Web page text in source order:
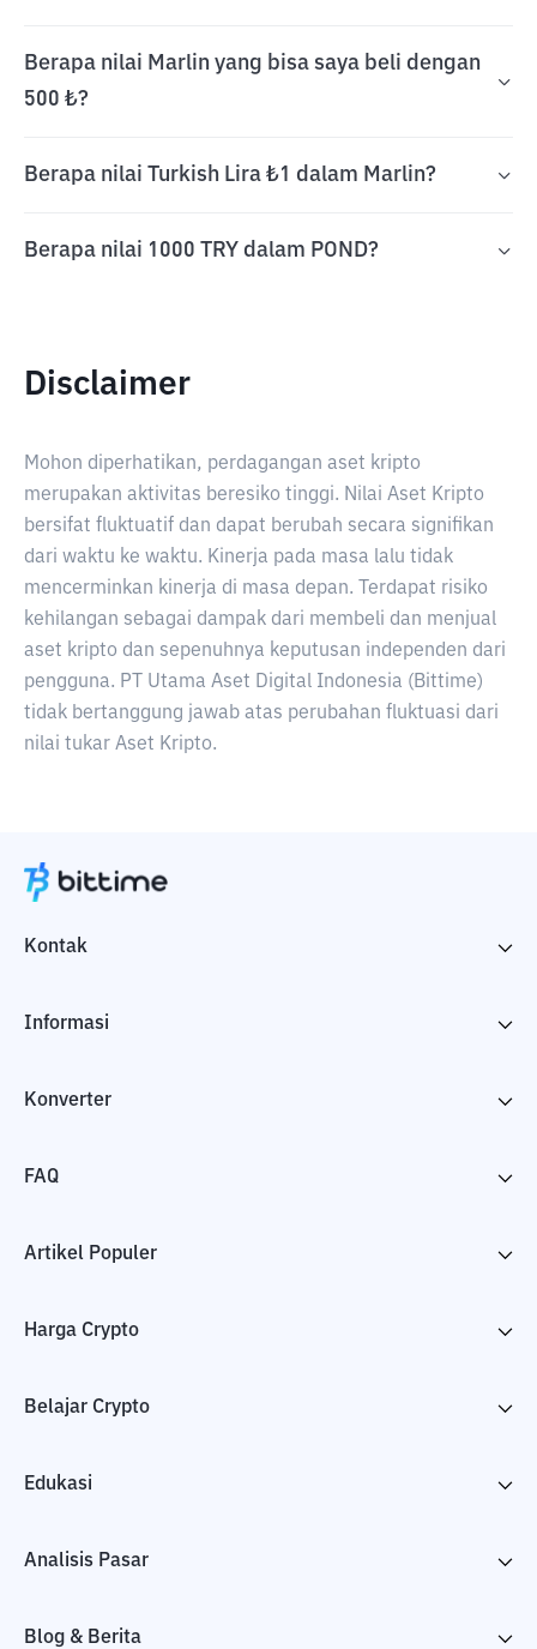
Berapa nilai Marlin yang bisa saya beli dengan
500 ₺?
Berapa nilai Turkish Lira ₺1 dalam Marlin?
Berapa nilai 1000 TRY dalam POND?
Disclaimer
Mohon diperhatikan, perdagangan aset kripto
merupakan aktivitas beresiko tinggi. Nilai Aset Kripto
bersifat fluktuatif dan dapat berubah secara signifikan
dari waktu ke waktu. Kinerja pada masa lalu tidak
mencerminkan kinerja di masa depan. Terdapat risiko
kehilangan sebagai dampak dari membeli dan menjual
aset kripto dan sepenuhnya keputusan independen dari
pengguna. PT Utama Aset Digital Indonesia (Bittime)
tidak bertanggung jawab atas perubahan fluktuasi dari
nilai tukar Aset Kripto.
Kontak
Informasi
Konverter
FAQ
Artikel Populer
Harga Crypto
Belajar Crypto
Edukasi
Analisis Pasar
Blog & Berita